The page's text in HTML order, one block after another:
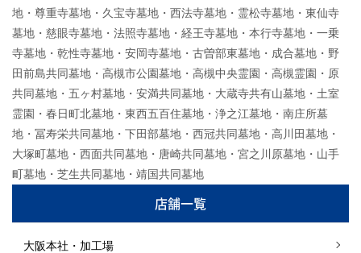
地・尊重寺墓地・久宝寺墓地・西法寺墓地・霊松寺墓地・東仙寺
墓地・慈眼寺墓地・法照寺墓地・経王寺墓地・本行寺墓地・一乗
寺墓地・乾性寺墓地・安岡寺墓地・古曽部東墓地・成合墓地・野
田前島共同墓地・高槻市公園墓地・高槻中央霊園・高槻霊園・原
共同墓地・五ヶ村墓地・安満共同墓地・大蔵寺共有山墓地・土室
霊園・春日町北墓地・東西五百住墓地・浄之江墓地・南庄所墓
地・冨寿栄共同墓地・下田部墓地・西冠共同墓地・高川田墓地・
大塚町墓地・西面共同墓地・唐崎共同墓地・宮之川原墓地・山手
町墓地・芝生共同墓地・靖国共同墓地
店舗一覧
大阪本社・加工場